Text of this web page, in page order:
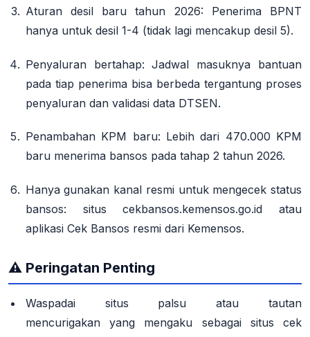
Aturan desil baru tahun 2026: Penerima BPNT
hanya untuk desil 1-4 (tidak lagi mencakup desil 5).
Penyaluran bertahap: Jadwal masuknya bantuan
pada tiap penerima bisa berbeda tergantung proses
penyaluran dan validasi data DTSEN.
Penambahan KPM baru: Lebih dari 470.000 KPM
baru menerima bansos pada tahap 2 tahun 2026.
Hanya gunakan kanal resmiuntuk mengecek status
bansos: situscekbansos.kemensos.go.id atau
aplikasi Cek Bansos resmi dari Kemensos.
⚠️ Peringatan Penting
Waspadai situs palsu atau tautan
mencurigakanyang mengaku sebagai situs cek